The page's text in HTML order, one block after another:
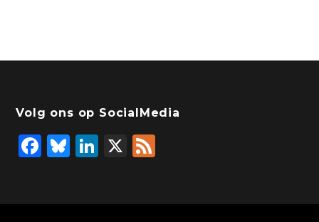
Volg ons op SocialMedia
F
Bl
Li X